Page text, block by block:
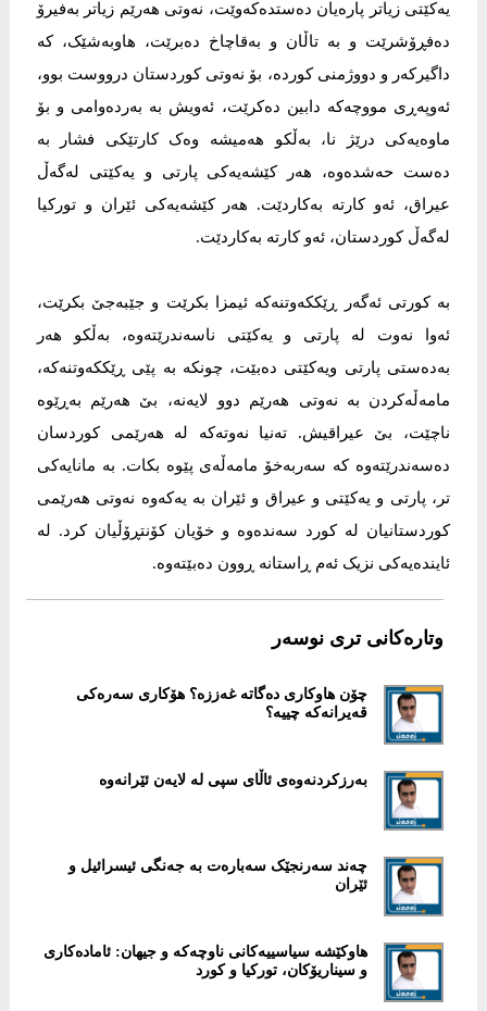
یەکێتی زیاتر پارەیان دەستدەکەوێت، نەوتی هەرێم زیاتر بەفيرۆ
دەفڕۆشرێت و بە تاڵان و بەقاچاخ دەبرێت، هاوبەشێک، کە
داگيرکەر و دووژمنی کوردە، بۆ نەوتی کوردستان درووست بوو،
ئەوپەڕی مووچەکە دابين دەکرێت، ئەويش بە بەردەوامی و بۆ
ماوەیەکی درێژ نا، بەڵکو هەميشە وەک کارتێکی فشار بە
دەست حەشدەوە، هەر کێشەیەکی پارتی و یەکێتی لەگەڵ
عيراق، ئەو کارتە بەکاردێت. هەر کێشەیەکی ئێران و تورکيا
لەگەڵ کوردستان، ئەو کارتە بەکاردێت.
بە کورتی ئەگەر ڕێککەوتنەکە ئيمزا بکرێت و جێبەجێ بکرێت،
ئەوا نەوت لە پارتی و یەکێتی ناسەندرێتەوە، بەڵکو هەر
بەدەستی پارتی ویەکێتی دەبێت، چونکە بە پێی ڕێککەوتنەکە،
مامەڵەکردن بە نەوتی هەرێم دوو لایەنە، بێ هەرێم بەڕێوە
ناچێت، بێ عيراقيش. تەنيا نەوتەکە لە هەرێمی کوردسان
دەسەندرێتەوە کە سەربەخۆ مامەڵەی پێوە بکات. بە مانایەکی
تر، پارتی و یەکێتی و عيراق و ئێران بە یەکەوە نەوتی هەرێمی
کوردستانيان لە کورد سەندەوە و خۆیان کۆنتڕۆڵيان کرد. لە
ئايندەیەکی نزيک ئەم ڕاستانە ڕوون دەبێتەوە.
وتارەکانی تری نوسەر
چۆن هاوکاری دەگاتە غەززە؟ هۆکاری سەرەکی
قەيرانەکە چييە؟
بەرزکردنەوەی ئاڵای سپی لە لایەن ئێرانەوە
چەند سەرنجێک سەبارەت بە جەنگی ئیسرائیل و
ئێران
هاوکێشە سياسييەکانی ناوچەکە و جيهان: ئامادەکاری
و سيناريۆکان، تورکيا و کورد